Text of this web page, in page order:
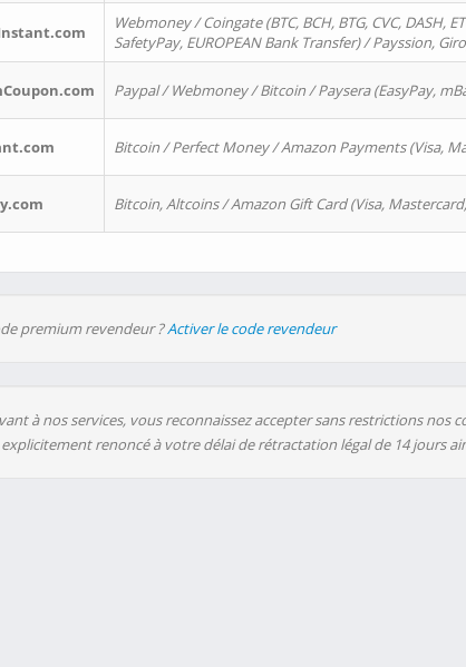
Webmoney / Coingate (BTC, BCH, BTG, CVC, DASH,
SafetyPay, EUROPEAN Bank Transfer) / Payssion,
Paypal / Webmoney / Bitcoin / Paysera (EasyPay,
Bitcoin / Perfect Money / Amazon Payments (Visa,
Bitcoin, Altcoins / Amazon Gift Card (Visa,
premium revendeur ?Activer le code revendeur
à nos services, vous reconnaissez accepter sans restrictions nos
explicitement renoncé à votre délai de rétractation légal de 14